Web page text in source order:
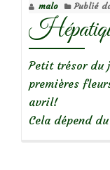
malo Publié
Petit trésor du
premières
avril!
Cela dépend